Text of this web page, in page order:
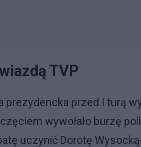
TVP
przed I turą
wywołało burzę
uczynić Dorotę